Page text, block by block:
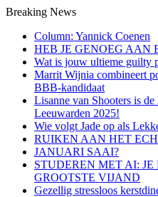
Breaking News
Column: Yannick Coenen
HEB JE GENOEG AAN
Wat is jouw ultieme guilty
Marrit Wijnia combineert
BBB‑kandidaat
Lisanne van Shooters is
Leeuwarden 2025!
Wie volgt Jade op als
RUIKEN AAN HET
JANUARI SAAI?
STUDEREN MET AI:
GROOTSTE VIJAND
Gezellig stressloos